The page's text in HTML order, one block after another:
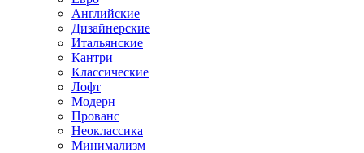
Английские
Дизайнерские
Итальянские
Кантри
Классические
Лофт
Модерн
Прованс
Неоклассика
Минимализм